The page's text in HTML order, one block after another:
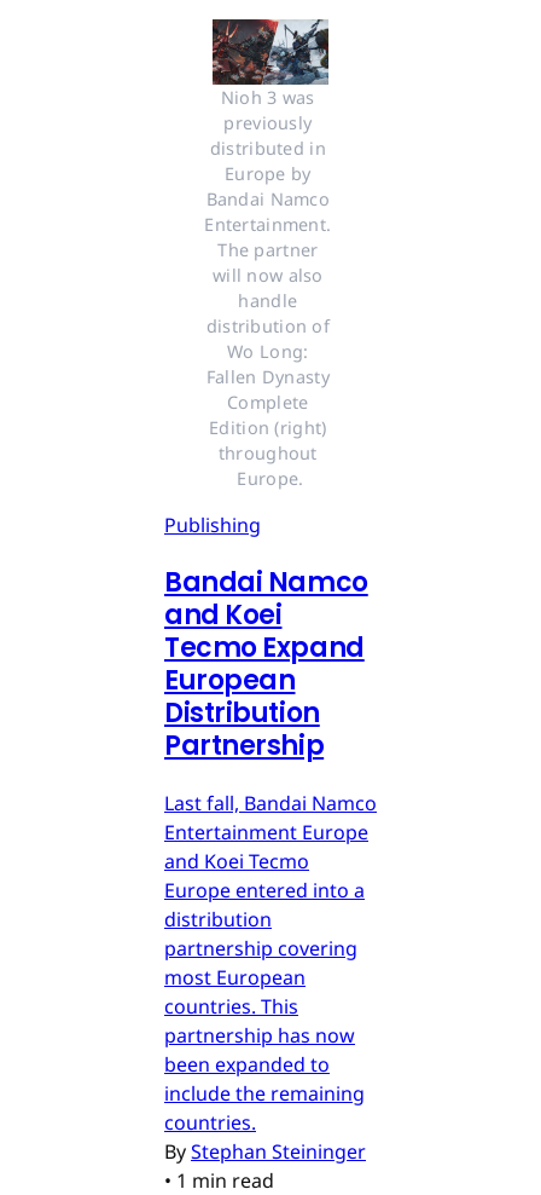
Nioh 3 was
previously
distributed in
Europe by
Bandai Namco
Entertainment.
The partner
will now also
handle
distribution of
Wo Long:
Fallen Dynasty
Complete
Edition (right)
throughout
Europe.
Publishing
Bandai Namco
and Koei
Tecmo Expand
European
Distribution
Partnership
Last fall, Bandai Namco
Entertainment Europe
and Koei Tecmo
Europe entered into a
distribution
partnership covering
most European
countries. This
partnership has now
been expanded to
include the remaining
countries.
ByStephan Steininger
• 1 min read